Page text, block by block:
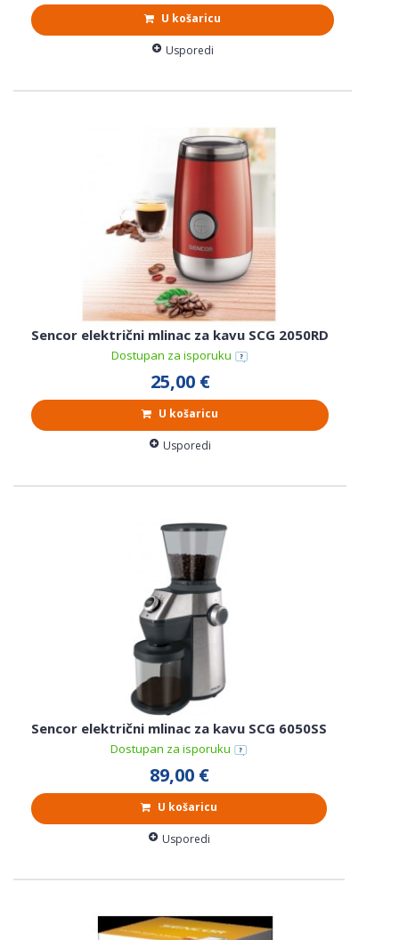
U košaricu
Usporedi
Sencor električni mlinac za kavu SCG 2050RD
Dostupan za isporuku
25,00 €
U košaricu
Usporedi
Sencor električni mlinac za kavu SCG 6050SS
Dostupan za isporuku
89,00 €
U košaricu
Usporedi